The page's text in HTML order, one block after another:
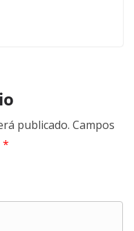
publicado. Campos
*